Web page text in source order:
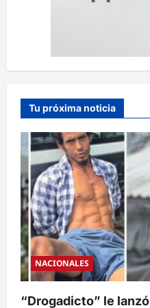
Tu próxima noticia
NACIONALES
“Drogadicto” le